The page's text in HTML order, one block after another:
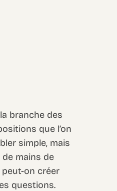
branche des
que l’on
simple, mais
mains de
on créer
questions.